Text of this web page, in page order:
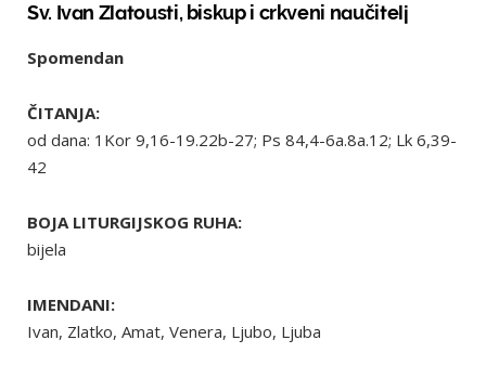
Sv. Ivan Zlatousti, biskup i crkveni naučitelj
Spomendan
ČITANJA:
od dana: 1Kor 9,16-19.22b-27; Ps 84,4-6a.8a.12; Lk 6,39-
42
BOJA LITURGIJSKOG RUHA:
bijela
IMENDANI:
Ivan, Zlatko, Amat, Venera, Ljubo, Ljuba